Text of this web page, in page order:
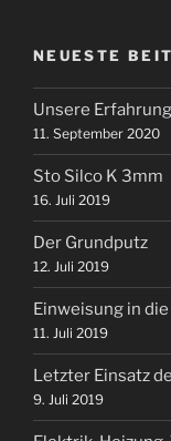
NEUESTE
Unsere
11. September 2020
Sto Silco K 3mm
16. Juli 2019
Der Grundputz
12. Juli 2019
Einweisung in
11. Juli 2019
Letzter Einsatz
9. Juli 2019